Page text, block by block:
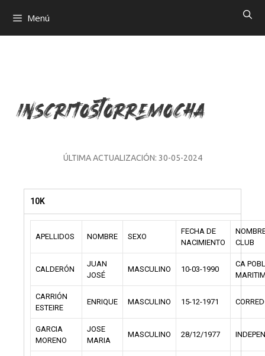
Menú
InscritosTorremocha
ÚLTIMA ACTUALIZACIÓN: 30-05-2024
10K
APELLIDOS NOMBRE SEXO
FECHA DE
NACIMIENTO
CLUB
CALDERÓN
JUAN
JOSÉ
MASCULINO 10-03-1990
CA
CARRIÓN
ESTEIRE
ENRIQUE MASCULINO 15-12-1971
GARCIA
MORENO
JOSE
MARIA
MASCULINO 28/12/1977